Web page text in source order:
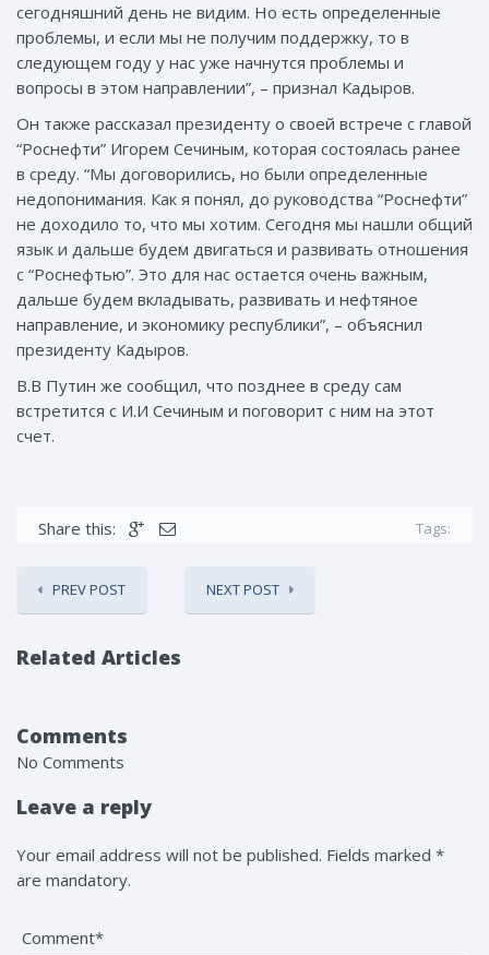
сегодняшний день не видим. Но есть определенные
проблемы, и если мы не получим поддержку, то в
следующем году у нас уже начнутся проблемы и
вопросы в этом направлении”, – признал Кадыров.
Он также рассказал президенту о своей встрече с главой
“Роснефти” Игорем Сечиным, которая состоялась ранее
в среду. “Мы договорились, но были определенные
недопонимания. Как я понял, до руководства “Роснефти”
не доходило то, что мы хотим. Сегодня мы нашли общий
язык и дальше будем двигаться и развивать отношения
с “Роснефтью”. Это для нас остается очень важным,
дальше будем вкладывать, развивать и нефтяное
направление, и экономику республики”, – объяснил
президенту Кадыров.
В.В Путин же сообщил, что позднее в среду сам
встретится с И.И Сечиным и поговорит с ним на этот
счет.
Share this: Tags:
PREV POST NEXT POST
Related Articles
Comments
No Comments
Leave a reply
Your email address will not be published. Fields marked *
are mandatory.
Comment*